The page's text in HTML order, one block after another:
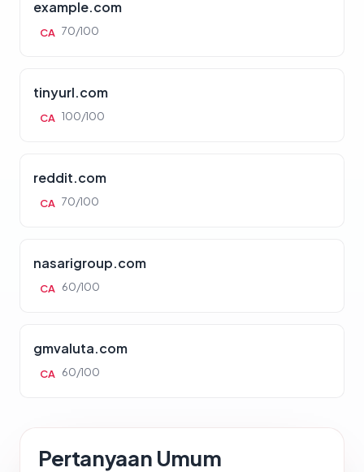
example.com
CA 70/100
tinyurl.com
CA 100/100
reddit.com
CA 70/100
nasarigroup.com
CA 60/100
gmvaluta.com
CA 60/100
Pertanyaan Umum